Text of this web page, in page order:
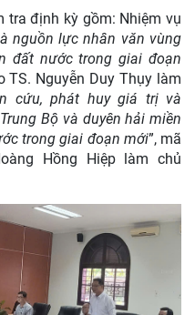
định kỳ gồm: Nhiệm vụ
nguồn lực nhân văn vùng
đất nước trong giai đoạn
TS. Nguyễn Duy Thụy làm
cứu, phát huy giá trị và
Bộ và duyên hải miền
trong giai đoạn mới”, mã
Hồng Hiệp làm chủ